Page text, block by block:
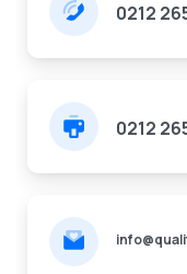
0212
0212